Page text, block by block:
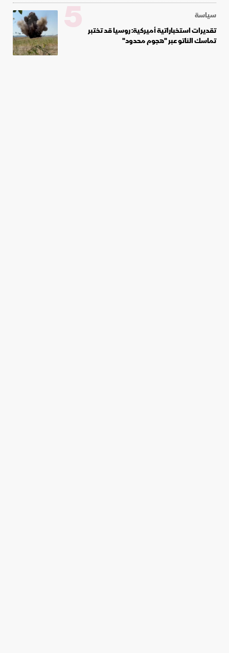
سياسة
تقديرات استخباراتية أميركية: روسيا قد تختبر
تماسك الناتو عبر "هجوم محدود"
5